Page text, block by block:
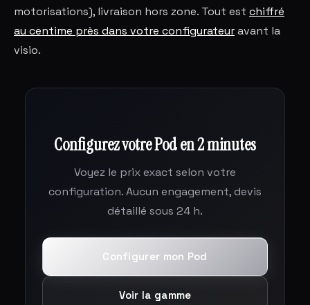
motorisations), livraison hors zone. Tout est chiffré
au centime près dans votre configurateuravant la
visio.
Configurez votre Pod en 2 minutes
Voyez le prix exact selon votre
configuration. Aucun engagement, devis
détaillé sous 24 h.
Configurer mon Pod
Voir la gamme